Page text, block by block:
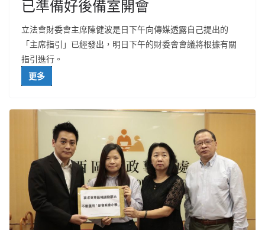
已準備好後備室開會
立法會財委會主席陳健波是日下午向傳媒透露自己提出的
「主席指引」已經發出，明日下午的財委會會議將根據有關
指引進行。
更多